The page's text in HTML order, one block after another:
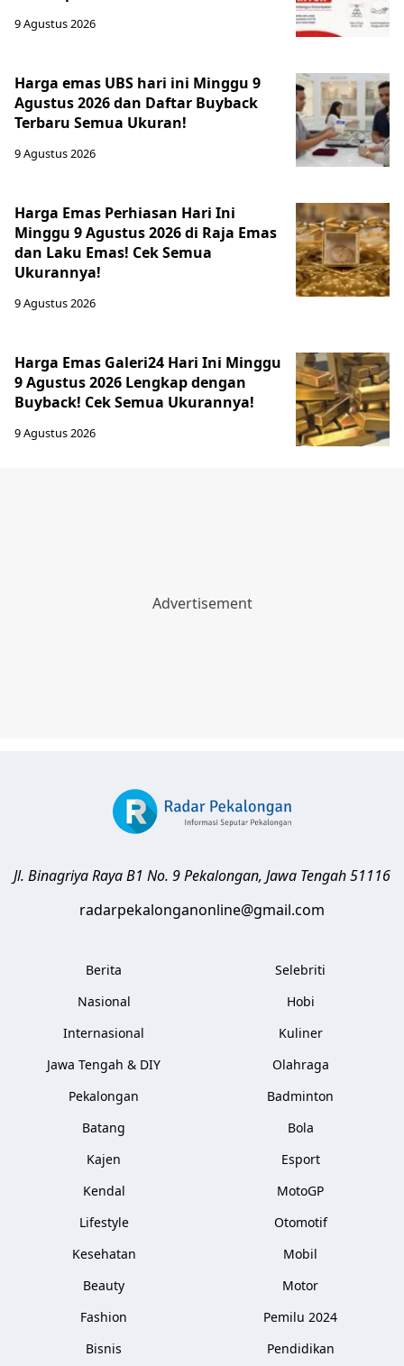
9 Agustus 2026
Harga emas UBS hari ini Minggu 9
Agustus 2026 dan Daftar Buyback
Terbaru Semua Ukuran!
9 Agustus 2026
Harga Emas Perhiasan Hari Ini
Minggu 9 Agustus 2026 di Raja Emas
dan Laku Emas! Cek Semua
Ukurannya!
9 Agustus 2026
Harga Emas Galeri24 Hari Ini Minggu
9 Agustus 2026 Lengkap dengan
Buyback! Cek Semua Ukurannya!
9 Agustus 2026
Jl. Binagriya Raya B1 No. 9Pekalongan, Jawa Tengah51116
radarpekalonganonline@gmail.com
Berita
Nasional
Internasional
Jawa Tengah & DIY
Pekalongan
Batang
Kajen
Kendal
Lifestyle
Kesehatan
Beauty
Fashion
Bisnis
Selebriti
Hobi
Kuliner
Olahraga
Badminton
Bola
Esport
MotoGP
Otomotif
Mobil
Motor
Pemilu 2024
Pendidikan